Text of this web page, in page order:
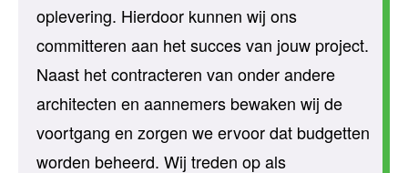
oplevering. Hierdoor kunnen wij ons
committeren aan het succes van jouw project.
Naast het contracteren van onder andere
architecten en aannemers bewaken wij de
voortgang en zorgen we ervoor dat budgetten
worden beheerd. Wij treden op als